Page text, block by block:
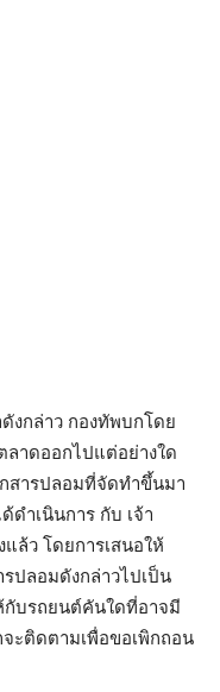
งกล่าว กองทัพบกโดย
าดออกไปแต่อย่างใด
กสารปลอมที่จัดทำขึ้นมา
ดำเนินการ กับ เจ้า
ล้ว โดยการเสนอให้
ปลอมดังกล่าวไปเป็น
กับรถยนต์คันใดที่อาจมี
ะติดตามเพื่อขอเพิกถอน